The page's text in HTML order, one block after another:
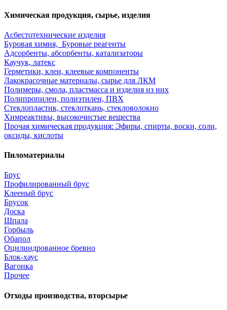
Химическая продукция, сырье, изделия
Асбестотехнические изделия
Буровая химия, Буровые реагенты
Адсорбенты, абсорбенты, катализаторы
Каучук, латекс
Герметики, клеи, клеевые компоненты
Лакокрасочные материалы, сырье для ЛКМ
Полимеры, смола, пластмасса и изделия из них
Полипропилен, полиэтилен, ПВХ
Стеклопластик, стеклоткань, стекловолокно
Химреактивы, высокочистые вещества
Прочая химическая продукция: Эфиры, спирты, воски, соли,
оксиды, кислоты
Пиломатериалы
Брус
Профилированный брус
Клееный брус
Брусок
Доска
Шпала
Горбыль
Обапол
Оцилиндрованное бревно
Блок-хаус
Вагонка
Прочее
Отходы производства, вторсырье